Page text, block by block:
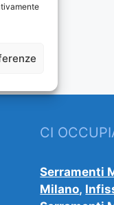
CI
Serramenti
Milano,